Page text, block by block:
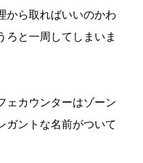
から取ればいいのかわ
ろと一周してしまいま
ェカウンターはゾーン
ガントな名前がついて